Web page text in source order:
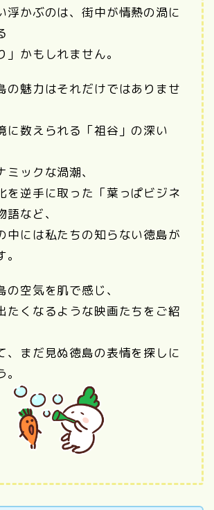
浮かぶのは、街中が情熱の渦に
」かもしれません。
の魅力はそれだけではありませ
に数えられる「祖谷」の深い
ミックな渦潮、
を逆手に取った「葉っぱビジネ
など、
中には私たちの知らない徳島が
の空気を肌で感じ、
たくなるような映画たちをご紹
、まだ見ぬ徳島の表情を探しに